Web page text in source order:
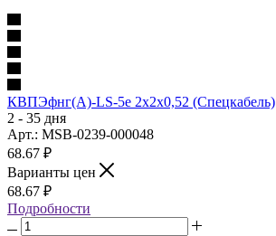
КВПЭфнг(А)-LS-5е 2х2х0,52 (Спецкабель)
2 - 35 дня
Арт.: MSB-0239-000048
68.67 ₽
Варианты цен
68.67 ₽
Подробности